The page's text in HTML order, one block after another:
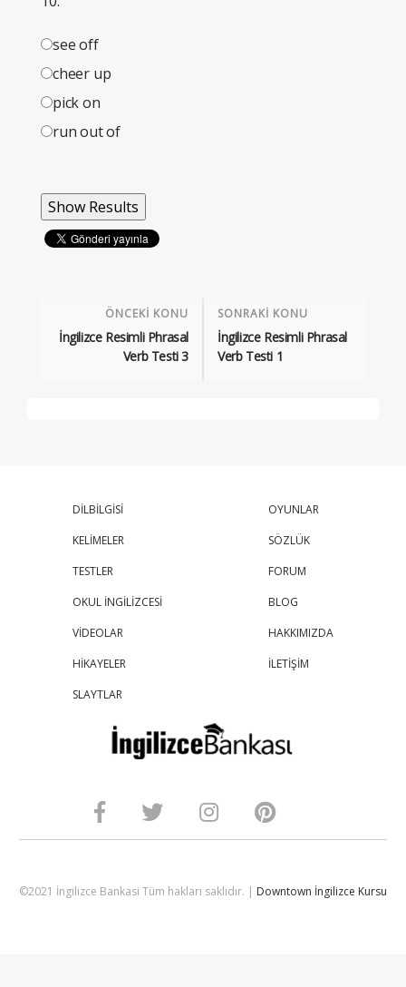
see off
cheer up
pick on
run out of
ÖNCEKİ KONU
İngilizce Resimli Phrasal
Verb Testi 3
SONRAKİ KONU
İngilizce Resimli Phrasal
Verb Testi 1
DİLBİLGİSİ
KELİMELER
TESTLER
OKUL İNGİLİZCESİ
VİDEOLAR
HİKAYELER
SLAYTLAR
OYUNLAR
SÖZLÜK
FORUM
BLOG
HAKKIMIZDA
İLETİŞİM
©2021 İngilizce Bankasi Tüm hakları saklıdır. | Downtown İngilizce Kursu